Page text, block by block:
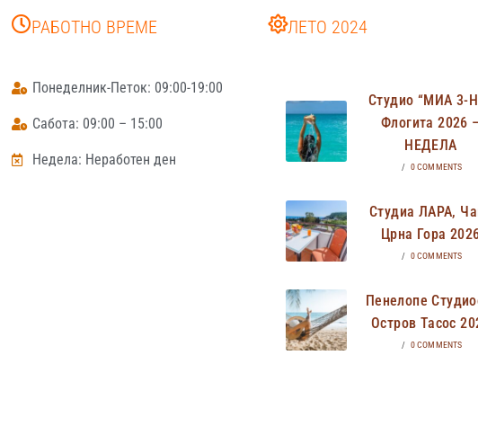
РАБОТНО ВРЕМЕ
Понеделник-Петок: 09:00-19:00
Сабота: 09:00 – 15:00
Недела: Неработен ден
ЛЕТО 2024
Студио “МИА 3-
Флогита 2026 –
НЕДЕЛА
/ 0 COMMENTS
Студиа ЛАРА,
Црна Гора
/ 0 COMMENTS
Пенелопе
Остров Тасос
/ 0 COMMENTS